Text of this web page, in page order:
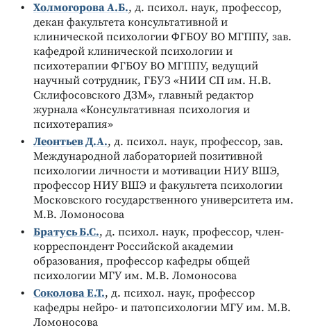
Холмогорова А.Б., д. психол. наук, профессор,
декан факультета консультативной и
клинической психологии ФГБОУ ВО МГППУ, зав.
кафедрой клинической психологии и
психотерапии ФГБОУ ВО МГППУ, ведущий
научный сотрудник, ГБУЗ «НИИ СП им. Н.В.
Склифосовского ДЗМ», главный редактор
журнала «Консультативная психология и
психотерапия»
Леонтьев Д.А., д. психол. наук, профессор, зав.
Международной лабораторией позитивной
психологии личности и мотивации НИУ ВШЭ,
профессор НИУ ВШЭ и факультета психологии
Московского государственного университета им.
М.В. Ломоносова
Братусь Б.С., д. психол. наук, профессор, член-
корреспондент Российской академии
образования, профессор кафедры общей
психологии МГУ им. М.В. Ломоносова
Соколова Е.Т., д. психол. наук, профессор
кафедры нейро- и патопсихологии МГУ им. М.В.
Ломоносова